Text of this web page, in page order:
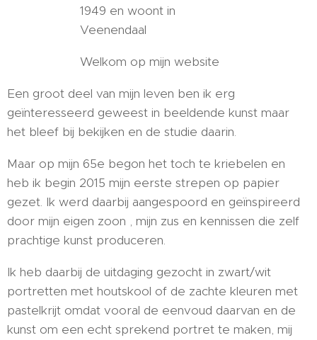
1949 en woont in
Veenendaal
Welkom op mijn website
Een groot deel van mijn leven ben ik erg
geïnteresseerd geweest in beeldende kunst maar
het bleef bij bekijken en de studie daarin.
Maar op mijn 65e begon het toch te kriebelen en
heb ik begin 2015 mijn eerste strepen op papier
gezet. Ik werd daarbij aangespoord en geïnspireerd
door mijn eigen zoon , mijn zus en kennissen die zelf
prachtige kunst produceren.
Ik heb daarbij de uitdaging gezocht in zwart/wit
portretten met houtskool of de zachte kleuren met
pastelkrijt omdat vooral de eenvoud daarvan en de
kunst om een echt sprekend portret te maken, mij